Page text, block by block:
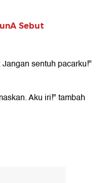
Sebut
sentuh pacarku!"
Aku iri!" tambah